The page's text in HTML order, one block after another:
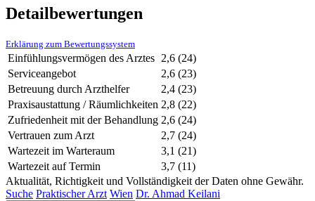
Detailbewertungen
Erklärung zum Bewertungssystem
Einfühlungsvermögen des Arztes 2,6 (24)
Serviceangebot
2,6 (23)
Betreuung durch Arzthelfer
2,4 (23)
Praxisaustattung / Räumlichkeiten 2,8 (22)
Zufriedenheit mit der Behandlung 2,6 (24)
Vertrauen zum Arzt
2,7 (24)
Wartezeit im Warteraum
3,1 (21)
Wartezeit auf Termin
3,7 (11)
Aktualität, Richtigkeit und Vollständigkeit der Daten ohne Gewähr.
Suche Praktischer Arzt Wien Dr. Ahmad Keilani